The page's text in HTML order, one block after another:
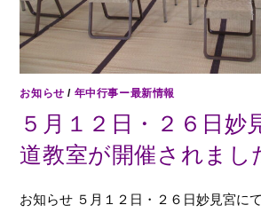
お知らせ / 年中行事ー最新情報
５月１２日・２６日妙
道教室が開催されまし
お知らせ ５月１２日・２６日妙見宮に